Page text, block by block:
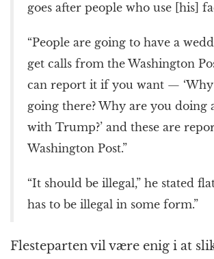
goes after people who use [his]
“People are going to have a
get calls from the Washington
can report it if you want —
going there? Why are you doing
with Trump?’ and these are
Washington Post.”
“It should be illegal,” he stated
has to be illegal in some form.”
Flesteparten vil være enig i at